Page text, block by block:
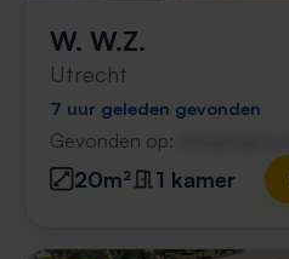
W. W.Z.
Utrecht
7 uur geleden gevonden
Gevonden op:
20m² 1 kamer